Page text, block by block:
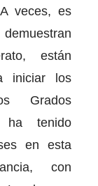
veces, es
están
iniciar los
Grados
ha tenido
en esta
con